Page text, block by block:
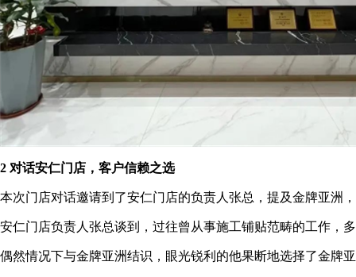
2 对话安仁门店，客户信赖之选
本次门店对话邀请到了安仁门店的负责人张总，提及金牌亚洲
安仁门店负责人张总谈到，过往曾从事施工铺贴范畴的工作，
偶然情况下与金牌亚洲结识，眼光锐利的他果断地选择了金牌